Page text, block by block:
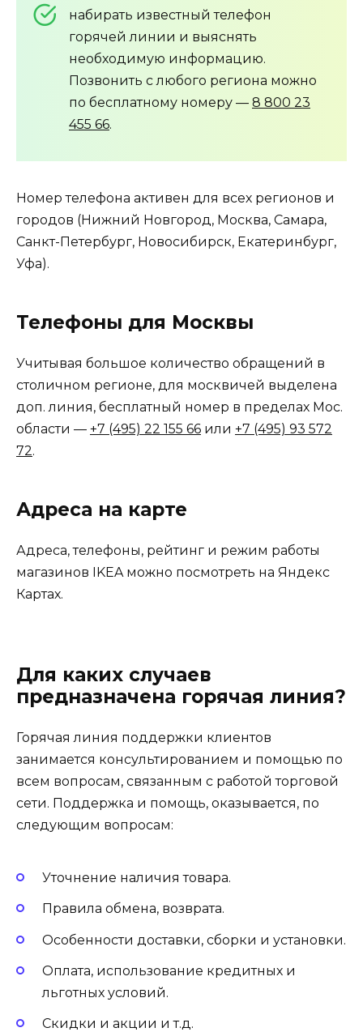
набирать известный телефон
горячей линии и выяснять
необходимую информацию.
Позвонить с любого региона можно
по бесплатному номеру — 8 800 23
455 66.
Номер телефона активен для всех регионов и
городов (Нижний Новгород, Москва, Самара,
Санкт-Петербург, Новосибирск, Екатеринбург,
Уфа).
Телефоны для Москвы
Учитывая большое количество обращений в
столичном регионе, для москвичей выделена
доп. линия, бесплатный номер в пределах Мос.
области — +7 (495) 22 155 66 или +7 (495) 93 572
72.
Адреса на карте
Адреса, телефоны, рейтинг и режим работы
магазинов IKEA можно посмотреть на Яндекс
Картах.
Для каких случаев
предназначена горячая линия?
Горячая линия поддержки клиентов
занимается консультированием и помощью по
всем вопросам, связанным с работой торговой
сети. Поддержка и помощь, оказывается, по
следующим вопросам:
Уточнение наличия товара.
Правила обмена, возврата.
Особенности доставки, сборки и установки.
Оплата, использование кредитных и
льготных условий.
Скидки и акции и т.д.